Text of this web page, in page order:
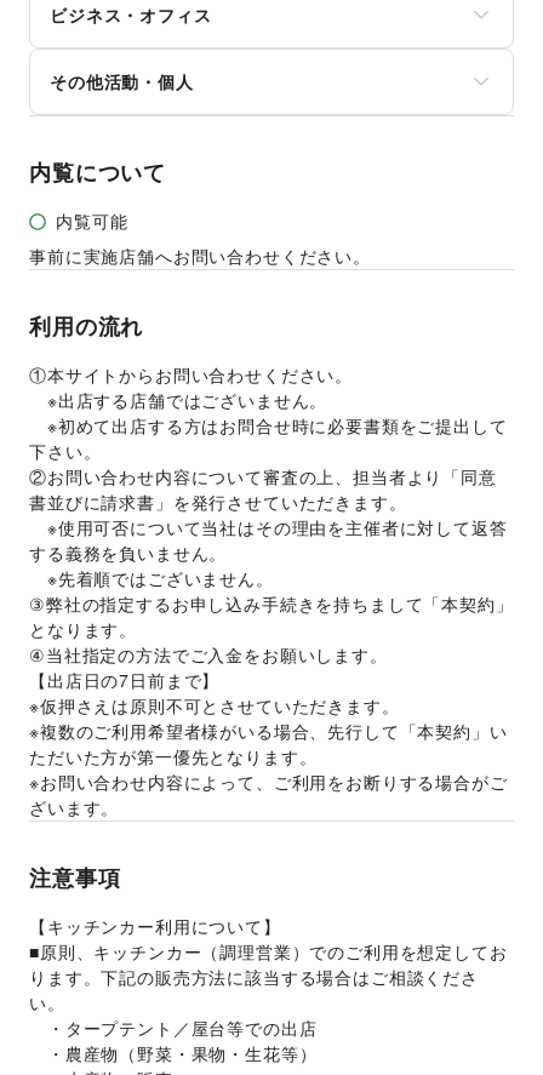
テレビ・ドラマ
映画
音楽・ライブ
演劇
占い
その他エンタメ・ガジェット
その他レジャー・スポーツ
その他車・バイク・モビリティ
外国団体・大使館
募金・寄付
NPO・ボランティア活動
その他NPO・公共団体
ビジネス・オフィス
オフィス家具・OA機器
イベント企画・運営
その他活動・個人
内覧について
内覧可能
事前に実施店舗へお問い合わせください。
利用の流れ
①本サイトからお問い合わせください。
※出店する店舗ではございません。
※初めて出店する方はお問合せ時に必要書類をご提出して
下さい。
②お問い合わせ内容について審査の上、担当者より「同意
書並びに請求書」を発行させていただきます。
※使用可否について当社はその理由を主催者に対して返答
する義務を負いません。
※先着順ではございません。
③弊社の指定するお申し込み手続きを持ちまして「本契約」
となります。
④当社指定の方法でご入金をお願いします。
【出店日の7日前まで】
※仮押さえは原則不可とさせていただきます。
※複数のご利用希望者様がいる場合、先行して「本契約」い
ただいた方が第一優先となります。
※お問い合わせ内容によって、ご利用をお断りする場合がご
ざいます。
注意事項
【キッチンカー利用について】
■原則、キッチンカー（調理営業）でのご利用を想定してお
ります。下記の販売方法に該当する場合はご相談くださ
い。
・タープテント／屋台等での出店
・農産物（野菜・果物・生花等）